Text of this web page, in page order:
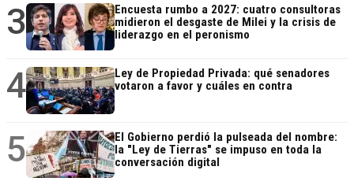
3
Encuesta rumbo a 2027: cuatro consultoras
midieron el desgaste de Milei y la crisis de
liderazgo en el peronismo
4
Ley de Propiedad Privada: qué senadores
votaron a favor y cuáles en contra
5
El Gobierno perdió la pulseada del nombre:
la "Ley de Tierras" se impuso en toda la
conversación digital